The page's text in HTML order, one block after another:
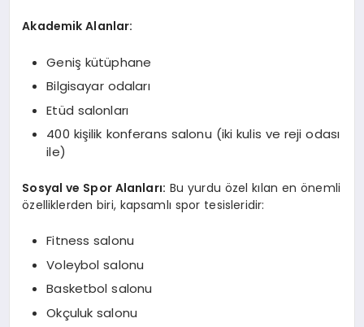
Akademik Alanlar:
Geniş kütüphane
Bilgisayar odaları
Etüd salonları
400 kişilik konferans salonu (iki kulis ve reji odası
ile)
Sosyal ve Spor Alanları: Bu yurdu özel kılan en önemli
özelliklerden biri, kapsamlı spor tesisleridir:
Fitness salonu
Voleybol salonu
Basketbol salonu
Okçuluk salonu